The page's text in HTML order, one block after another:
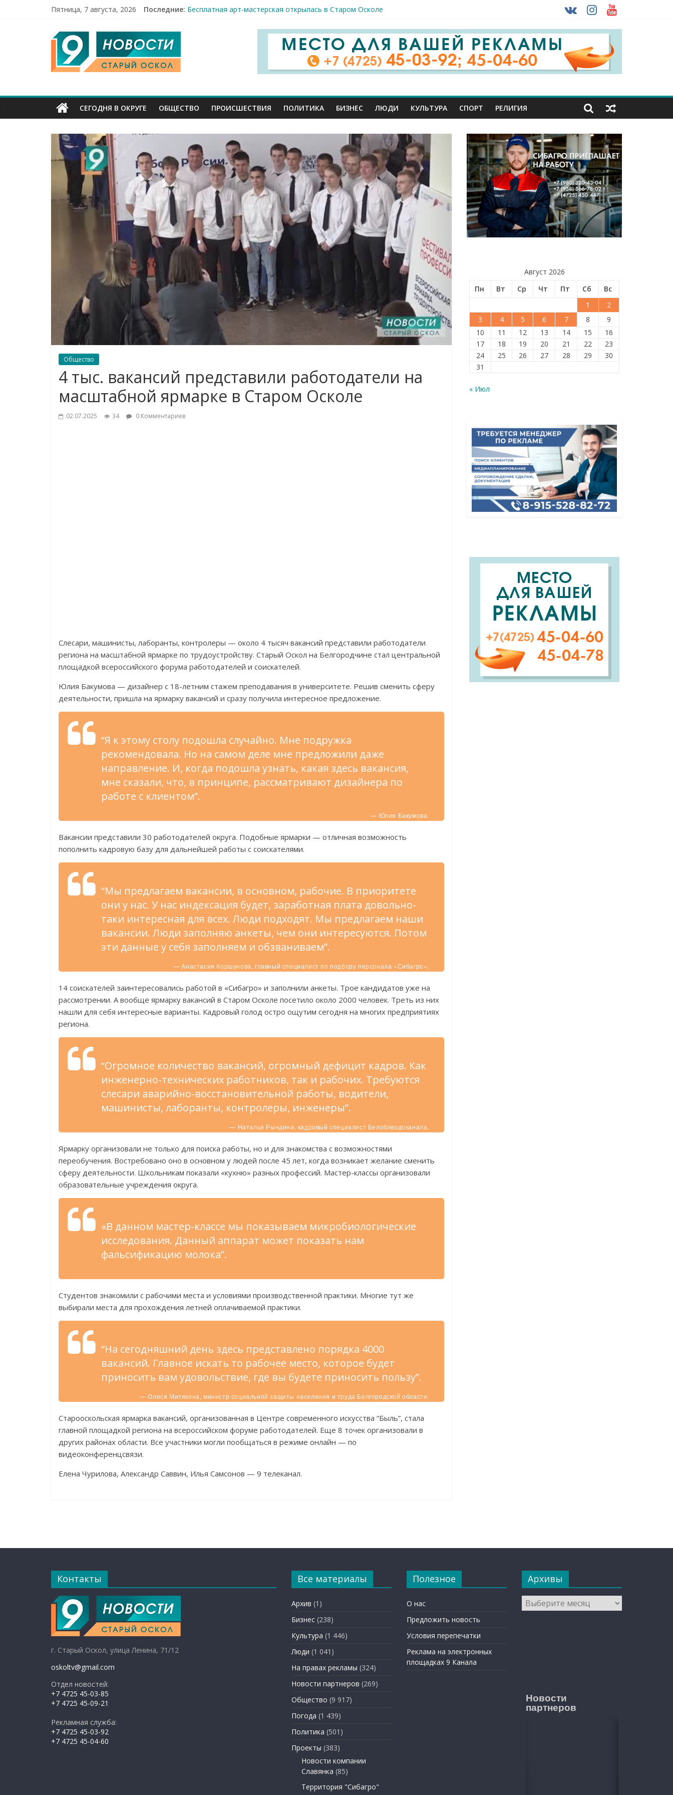
Пятница, 7 августа, 2026 Последние: Бесплатная арт-мастерская открылась в Старом Осколе
49,5 млн руб. похитили мошенники у жителей Белгородчины под предлогом ввоза машин из-за рубежа
Строители принимают поздравления с профессиональным праздником
9
Канал
Старый
Оскол
СЕГОДНЯ В ОКРУГЕ ОБЩЕСТВО ПРОИСШЕСТВИЯ ПОЛИТИКА БИЗНЕС ЛЮДИ КУЛЬТУРА СПОРТ РЕЛИГИЯ
Общество
4 тыс. вакансий представили работодатели на
масштабной ярмарке в Старом Осколе
02.07.2025 34 0 Комментариев
Слесари, машинисты, лаборанты, контролеры — около 4 тысяч вакансий представили работодатели
региона на масштабной ярмарке по трудоустройству. Старый Оскол на Белгородчине стал центральной
площадкой всероссийского форума работодателей и соискателей.
Юлия Бакумова — дизайнер с 18-летним стажем преподавания в университете. Решив сменить сферу
деятельности, пришла на ярмарку вакансий и сразу получила интересное предложение.
“Я к этому столу подошла случайно. Мне подружка
рекомендовала. Но на самом деле мне предложили даже
направление. И, когда подошла узнать, какая здесь вакансия,
мне сказали, что, в принципе, рассматривают дизайнера по
работе с клиентом”.
— Юлия Бакумова.
Вакансии представили 30 работодателей округа. Подобные ярмарки — отличная возможность
пополнить кадровую базу для дальнейшей работы с соискателями.
“Мы предлагаем вакансии, в основном, рабочие. В приоритете
они у нас. У нас индексация будет, заработная плата довольно-
таки интересная для всех. Люди подходят. Мы предлагаем наши
вакансии. Люди заполняю анкеты, чем они интересуются. Потом
эти данные у себя заполняем и обзваниваем”.
— Анастасия Коршунова, главный специалист по подбору персонала «Сибагро».
14 соискателей заинтересовались работой в «Сибагро» и заполнили анкеты. Трое кандидатов уже на
рассмотрении. А вообще ярмарку вакансий в Старом Осколе посетило около 2000 человек. Треть из них
нашли для себя интересные варианты. Кадровый голод остро ощутим сегодня на многих предприятиях
региона.
“Огромное количество вакансий, огромный дефицит кадров. Как
инженерно-технических работников, так и рабочих. Требуются
слесари аварийно-восстановительной работы, водители,
машинисты, лаборанты, контролеры, инженеры”.
— Наталья Рындина, кадровый специалист Белоблводоканала.
Ярмарку организовали не только для поиска работы, но и для знакомства с возможностями
переобучения. Востребовано оно в основном у людей после 45 лет, когда возникает желание сменить
сферу деятельности. Школьникам показали «кухню» разных профессий. Мастер-классы организовали
образовательные учреждения округа.
«В данном мастер-классе мы показываем микробиологические
исследования. Данный аппарат может показать нам
фальсификацию молока”.
Студентов знакомили с рабочими места и условиями производственной практики. Многие тут же
выбирали места для прохождения летней оплачиваемой практики.
“На сегодняшний день здесь представлено порядка 4000
вакансий. Главное искать то рабочее место, которое будет
приносить вам удовольствие, где вы будете приносить пользу”.
— Олеся Митякина, министр социальной защиты населения и труда Белгородской области.
Старооскольская ярмарка вакансий, организованная в Центре современного искусства “Быль”, стала
главной площадкой региона на всероссийском форуме работодателей. Еще 8 точек организовали в
других районах области. Все участники могли пообщаться в режиме онлайн — по
видеоконференцсвязи.
Елена Чурилова, Александр Саввин, Илья Самсонов — 9 телеканал.
Август 2026
Пн
Вт Ср Чт Пт Сб
Вс
1
2
3
4 5 6 7 8
9
10
11 12 13 14 15
16
17
18 19 20 21 22
23
24
25 26 27 28 29
30
31
« Июл
Контакты
г. Старый Оскол, улица Ленина, 71/12
oskoltv@gmail.com
Отдел новостей:
+7 4725 45-03-85
+7 4725 45-09-21
Рекламная служба:
+7 4725 45-03-92
+7 4725 45-04-60
Все материалы
Архив (1)
Бизнес (238)
Культура (1 446)
Люди (1 041)
На правах рекламы (324)
Новости партнеров (269)
Общество (9 917)
Погода (1 439)
Политика (501)
Проекты (383)
Новости компании
Славянка (85)
Территория "Сибагро"
Полезное
О нас
Предложить новость
Условия перепечатки
Реклама на электронных
площадках 9 Канала
Архивы
Архивы
Новости
партнеров